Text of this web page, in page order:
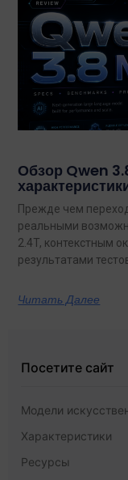
Обзор Qwen
Прежде чем
реальными
2.4T, контекстным
результатами
Читать Далее
Посетите сайт
Модели
Характеристики
Ресурсы